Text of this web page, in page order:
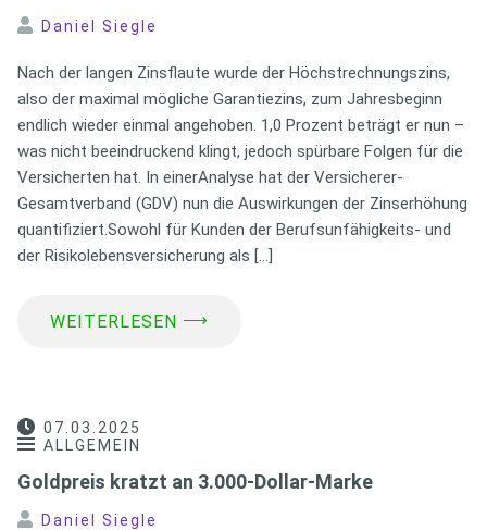
Daniel Siegle
Nach der langen Zinsflaute wurde der Höchstrechnungszins,
also der maximal mögliche Garantiezins, zum Jahresbeginn
endlich wieder einmal angehoben. 1,0 Prozent beträgt er nun –
was nicht beeindruckend klingt, jedoch spürbare Folgen für die
Versicherten hat. In einerAnalyse hat der Versicherer-
Gesamtverband (GDV) nun die Auswirkungen der Zinserhöhung
quantifiziert.Sowohl für Kunden der Berufsunfähigkeits- und
der Risikolebensversicherung als […]
WEITERLESEN ⟶
07.03.2025
ALLGEMEIN
Goldpreis kratzt an 3.000-Dollar-Marke
Daniel Siegle